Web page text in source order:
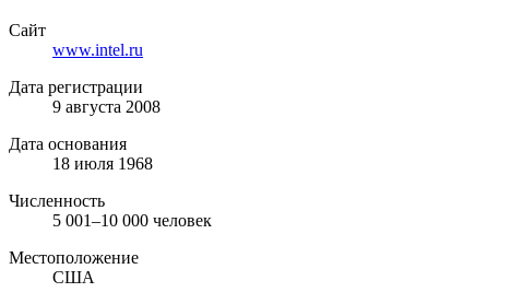
Сайт
www.intel.ru
Дата регистрации
9 августа 2008
Дата основания
18 июля 1968
Численность
5 001–10 000 человек
Местоположение
США